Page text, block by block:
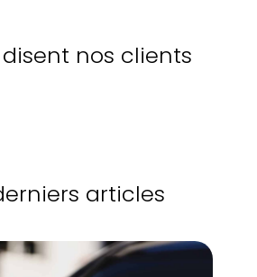
nos clients
articles